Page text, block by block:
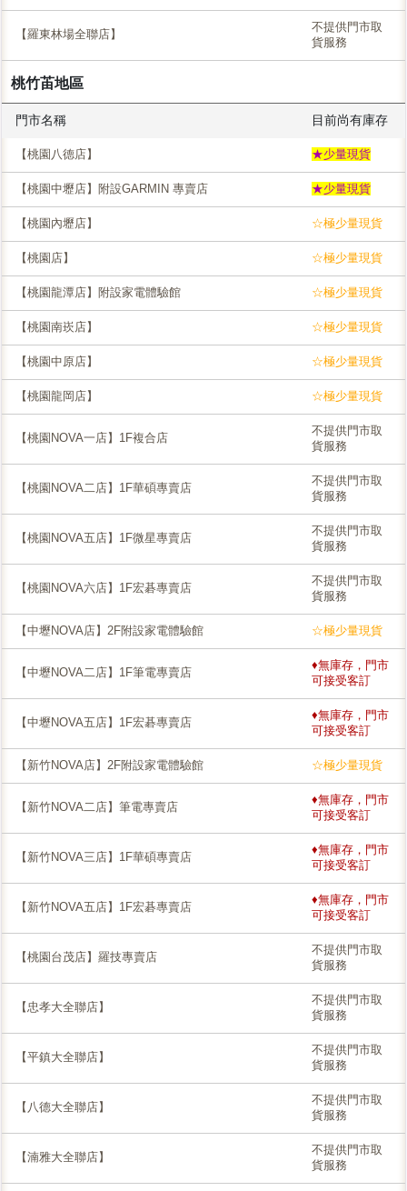
【羅東林場全聯店】
不提供門市取
貨服務
桃竹苖地區
門市名稱 目前尚有庫存
【桃園八德店】 ★少量現貨
【桃園中壢店】附設GARMIN 專賣店 ★少量現貨
【桃園內壢店】 ☆極少量現貨
【桃園店】 ☆極少量現貨
【桃園龍潭店】附設家電體驗館 ☆極少量現貨
【桃園南崁店】 ☆極少量現貨
【桃園中原店】 ☆極少量現貨
【桃園龍岡店】 ☆極少量現貨
【桃園NOVA一店】1F複合店
不提供門市取
貨服務
【桃園NOVA二店】1F華碩專賣店
不提供門市取
貨服務
【桃園NOVA五店】1F微星專賣店
不提供門市取
貨服務
【桃園NOVA六店】1F宏碁專賣店
不提供門市取
貨服務
【中壢NOVA店】2F附設家電體驗館 ☆極少量現貨
【中壢NOVA二店】1F筆電專賣店
♦無庫存，門市
可接受客訂
【中壢NOVA五店】1F宏碁專賣店
♦無庫存，門市
可接受客訂
【新竹NOVA店】2F附設家電體驗館 ☆極少量現貨
【新竹NOVA二店】筆電專賣店
♦無庫存，門市
可接受客訂
【新竹NOVA三店】1F華碩專賣店
♦無庫存，門市
可接受客訂
【新竹NOVA五店】1F宏碁專賣店
♦無庫存，門市
可接受客訂
【桃園台茂店】羅技專賣店
不提供門市取
貨服務
【忠孝大全聯店】
不提供門市取
貨服務
【平鎮大全聯店】
不提供門市取
貨服務
【八德大全聯店】
不提供門市取
貨服務
【湳雅大全聯店】
不提供門市取
貨服務